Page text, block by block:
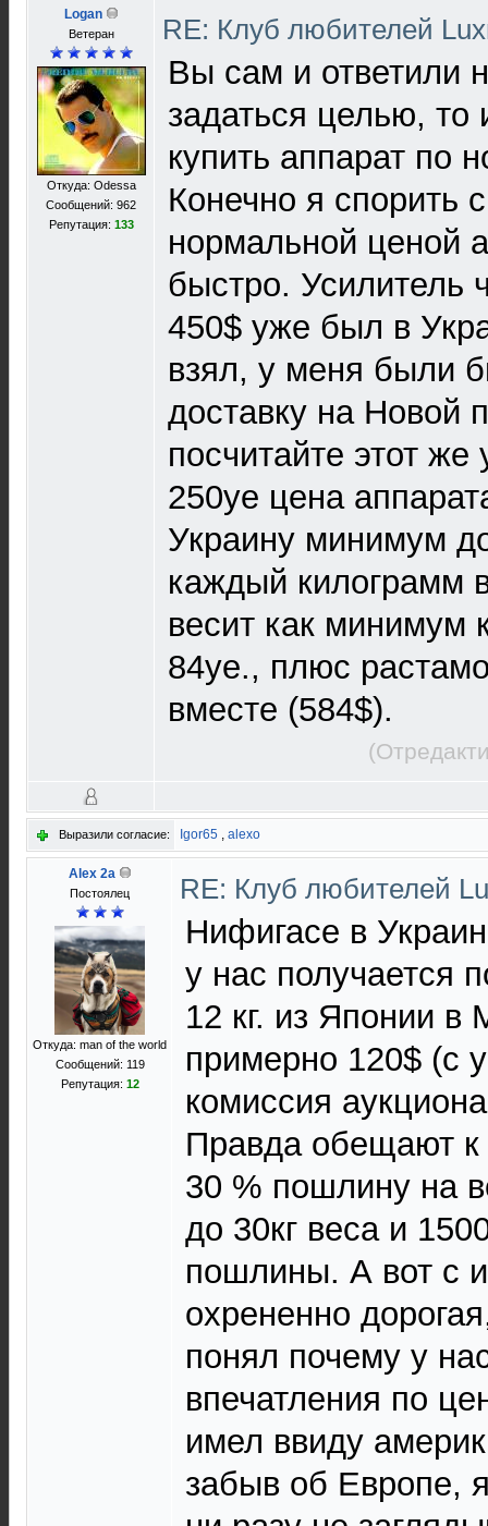
Logan
Ветеран
Откуда: Odessa
Сообщений: 962
Репутация: 133
RE: Клуб любителей
Вы сам и ответили
задаться целью,
купить аппарат по
Конечно я спорить
нормальной ценой
быстро. Усилитель
450$ уже был в
взял, у меня были
доставку на Новой
посчитайте этот
250уе цена
Украину минимум
каждый килограмм
весит как минимум
84уе., плюс
вместе (584$).
Выразили согласие: Igor65 , alexo
Alex 2a
Постоялец
Откуда: man of the world
Сообщений: 119
Репутация: 12
RE: Клуб любителей
Нифигасе в
у нас получается
12 кг. из Японии в
примерно 120$ (с
комиссия
Правда обещают к
30 % пошлину на
до 30кг веса и
пошлины. А вот с
охрененно
понял почему у
впечатления по
имел ввиду
забыв об Европе,